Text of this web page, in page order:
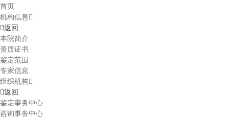
首页
机构信息
返回
本院简介
资质证书
鉴定范围
专家信息
组织机构
返回
鉴定事务中心
咨询事务中心